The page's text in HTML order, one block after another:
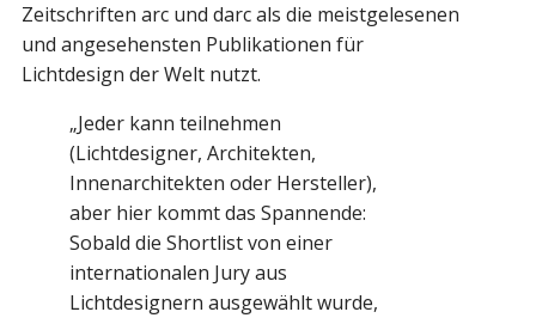
Zeitschriften arc und darc als die meistgelesenen
und angesehensten Publikationen für
Lichtdesign der Welt nutzt.
„Jeder kann teilnehmen
(Lichtdesigner, Architekten,
Innenarchitekten oder Hersteller),
aber hier kommt das Spannende:
Sobald die Shortlist von einer
internationalen Jury aus
Lichtdesignern ausgewählt wurde,